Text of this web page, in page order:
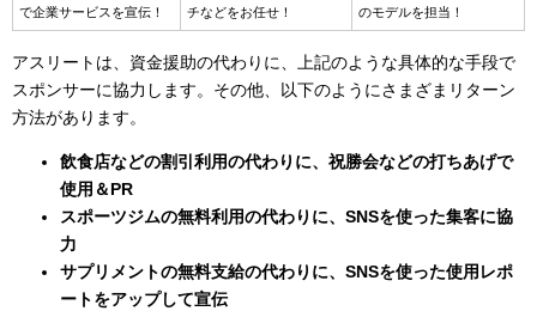
で企業サービスを宣伝！
チなどをお任せ！
のモデルを担当！
アスリートは、資金援助の代わりに、上記のような具体的な手段で
スポンサーに協力します。その他、以下のようにさまざまリターン
方法があります。
飲食店などの割引利用の代わりに、祝勝会などの打ちあげで
使用＆PR
スポーツジムの無料利用の代わりに、SNSを使った集客に協
力
サプリメントの無料支給の代わりに、SNSを使った使用レポ
ートをアップして宣伝